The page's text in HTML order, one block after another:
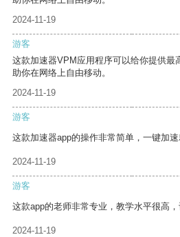
2024-11-19
游客
这款加速器VPM应用程序可以给你提供最
助你在网络上自由移动。
2024-11-19
游客
这款加速器app的操作非常简单，一键加速
2024-11-19
游客
这款app的老师非常专业，教学水平很高，
2024-11-19